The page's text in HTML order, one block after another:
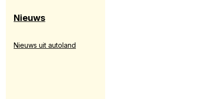
Nieuws
Nieuws uit autoland